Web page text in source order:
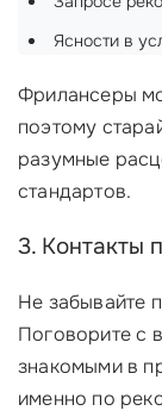
Ясности в
Фрилансеры
поэтому
разумные
стандартов.
3. Контакты
Не забывайте
Поговорите с
знакомыми в
именно по